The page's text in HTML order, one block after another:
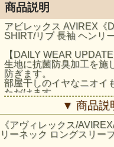
商品説明
アビレックス AVIREX《
SHIRT/リブ 長袖 ヘンリ
【DAILY WEAR UPDATE
生地に抗菌防臭加工を施
防ぎます。
部屋干しのイヤなニオイ
ただけます。
テンションの強いライク
しっかりした風合いが特
にも耐えうる耐久性を兼
タイトなフィット感と前
▼ 商品説
《アヴィレックス/
リーネック ロングスリー